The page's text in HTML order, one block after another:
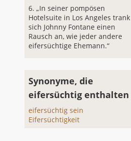
„In seiner pompösen
Hotelsuite in Los Angeles trank
sich Johnny Fontane einen
Rausch an, wie jeder andere
eifersüchtige Ehemann.“
Synonyme, die
eifersüchtig enthalten
eifersüchtig sein
Eifersüchtigkeit